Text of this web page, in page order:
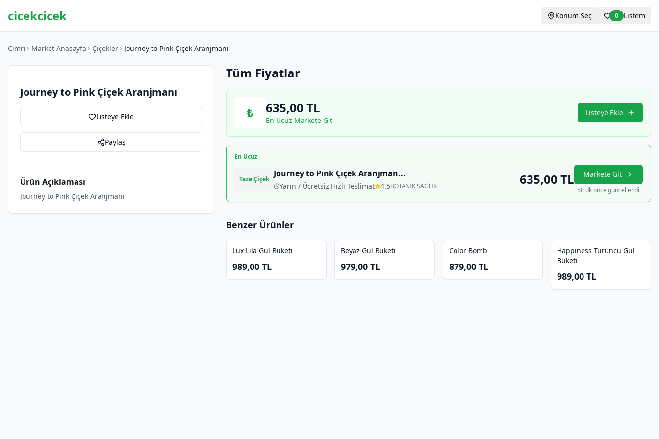
cicekcicek Konum Seç 0 Listem
Cimri Market Anasayfa Çiçekler Journey to Pink Çiçek Aranjmanı
Journey to Pink Çiçek Aranjmanı
Listeye Ekle
Paylaş
Ürün Açıklaması
Journey to Pink Çiçek Aranjmanı
Tüm Fiyatlar
₺ 635,00 TL
En Ucuz Markete Git
Listeye Ekle
En Ucuz
Taze Çiçek
Journey to Pink Çiçek Aranjman...
Yarın / Ücretsiz Hızlı Teslimat 4.5BOTANIK SAĞLIK 635,00 TL Markete Git
58 dk önce güncellendi
Benzer Ürünler
Lux Lila Gül Buketi
989,00 TL
Beyaz Gül Buketi
979,00TL
Color Bomb
879,00TL
Happiness Turuncu Gül
Buketi
989,00 TL